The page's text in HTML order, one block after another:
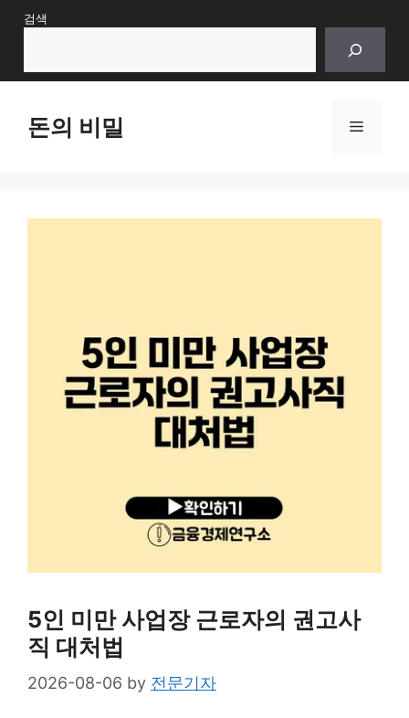
Skip검색
돈의 비밀 Menu
5인 미만 사업장 근로자의 권고사
직 대처법
2026-08-06 by 전문기자